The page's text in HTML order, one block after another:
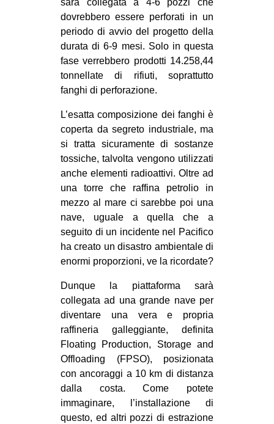
AMERICHE
ESTREMO ORIENTE
EUROPA
MEDIO ORIENTE
EVENTI
in
Fb
tw
bsky
ms
SEARCH
sarà collegata a 4-6 pozzi che
dovrebbero essere perforati in un
periodo di avvio del progetto della
durata di 6-9 mesi. Solo in questa
fase verrebbero prodotti 14.258,44
tonnellate di rifiuti, soprattutto
fanghi di perforazione.
L’esatta composizione dei fanghi è
coperta da segreto industriale, ma
si tratta sicuramente di sostanze
tossiche, talvolta vengono utilizzati
anche elementi radioattivi. Oltre ad
una torre che raffina petrolio in
mezzo al mare ci sarebbe poi una
nave, uguale a quella che a
seguito di un incidente nel Pacifico
ha creato un disastro ambientale di
enormi proporzioni, ve la ricordate?
Dunque la piattaforma sarà
collegata ad una grande nave per
diventare una vera e propria
raffineria galleggiante, definita
Floating Production, Storage and
Offloading (FPSO), posizionata
con ancoraggi a 10 km di distanza
dalla costa. Come potete
immaginare, l’installazione di
questo, ed altri pozzi di estrazione